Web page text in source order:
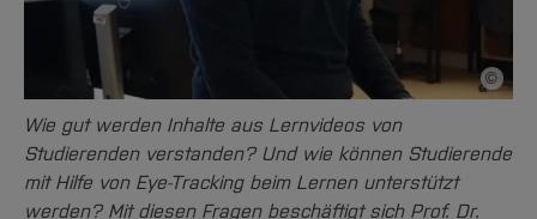
©
Wie gut werden Inhalte aus Lernvideos von
Studierenden verstanden? Und wie können Studierende
mit Hilfe von Eye-Tracking beim Lernen unterstützt
werden? Mit diesen Fragen beschäftigt sich Prof. Dr.